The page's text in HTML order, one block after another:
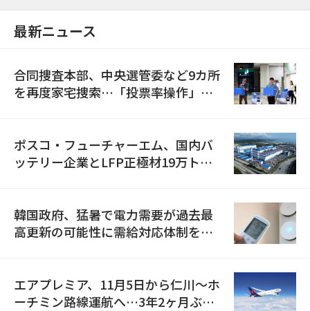
最新ニュース
合同捜査本部、中央選管委など9カ所
を再度家宅捜索…「投票率操作」の
ポスコ・フューチャーエム、国内バ
ッテリー企業とLFP正極材19万トン
韓国政府、猛暑で電力需要が過去最
高更新の可能性に需給対応体制を点
エアプレミア、11月5日から仁川〜ホ
ーチミン路線運航へ…3年2ヶ月ぶり